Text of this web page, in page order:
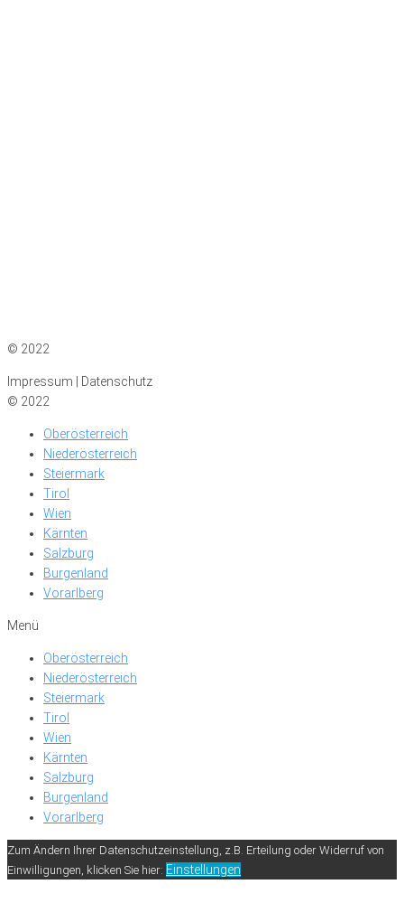
© 2022
Impressum | Datenschutz
© 2022
Oberösterreich
Niederösterreich
Steiermark
Tirol
Wien
Kärnten
Salzburg
Burgenland
Vorarlberg
Menü
Oberösterreich
Niederösterreich
Steiermark
Tirol
Wien
Kärnten
Salzburg
Burgenland
Vorarlberg
Zum Ändern Ihrer Datenschutzeinstellung, z.B. Erteilung oder Widerruf von
Einwilligungen, klicken Sie hier: Einstellungen